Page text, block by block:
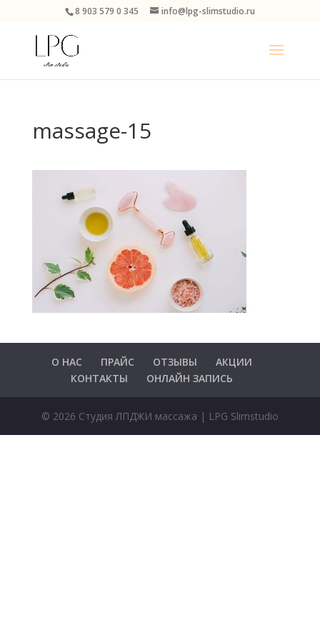
8 903 579 0 345 info@lpg-slimstudio.ru
massage-15
О НАС ПРАЙС ОТЗЫВЫ
АКЦИИ
КОНТАКТЫ
ОНЛАЙН ЗАПИСЬ
© 2026 Студия ЛПДЖИ массажа | LPG Slimstudio